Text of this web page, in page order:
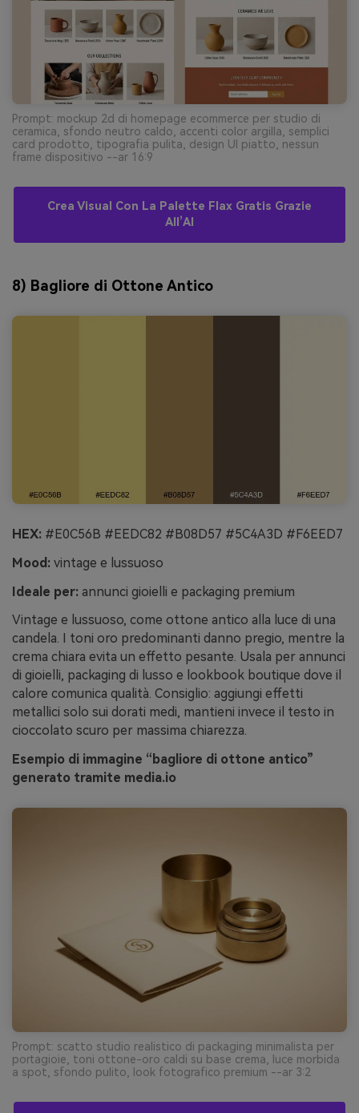
Prompt: mockup 2d di homepage ecommerce per studio di
ceramica, sfondo neutro caldo, accenti color argilla, semplici
card prodotto, tipografia pulita, design UI piatto, nessun
frame dispositivo --ar 16:9
Crea Visual Con La Palette Flax Gratis Grazie
All’AI
8) Bagliore di Ottone Antico
HEX: #E0C56B #EEDC82 #B08D57 #5C4A3D #F6EED7
Mood: vintage e lussuoso
Ideale per: annunci gioielli e packaging premium
Vintage e lussuoso, come ottone antico alla luce di una
candela. I toni oro predominanti danno pregio, mentre la
crema chiara evita un effetto pesante. Usala per annunci
di gioielli, packaging di lusso e lookbook boutique dove il
calore comunica qualità. Consiglio: aggiungi effetti
metallici solo sui dorati medi, mantieni invece il testo in
cioccolato scuro per massima chiarezza.
Esempio di immagine “bagliore di ottone antico”
generato tramite media.io
Prompt: scatto studio realistico di packaging minimalista per
portagioie, toni ottone-oro caldi su base crema, luce morbida
a spot, sfondo pulito, look fotografico premium --ar 3:2